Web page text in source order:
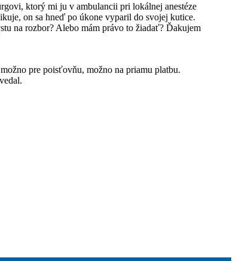
ktorý mi ju v ambulancii pri lokálnej anestéze
on sa hneď po úkone vyparil do svojej kutice.
na rozbor? Alebo mám právo to žiadať? Ďakujem
pre poisťovňu, možno na priamu platbu.